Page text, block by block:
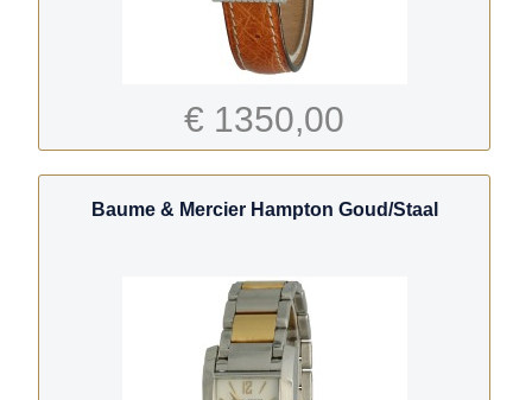
€ 1350,00
Baume & Mercier Hampton Goud/Staal